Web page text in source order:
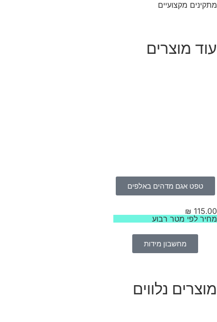
מקצועיים
מוצרים
טפט אגם מדהים באלפים
₪
לפי מטר רבוע
מחשבון מידות
נלווים